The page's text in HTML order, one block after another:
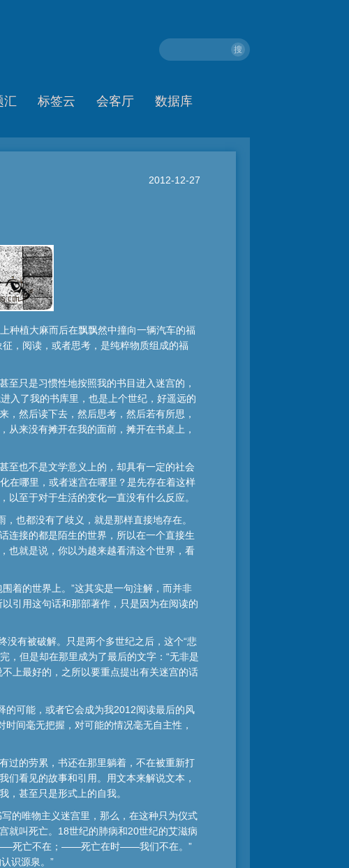
搜
汇 标签云 会客厅 数据库
2012-12-27
种植大麻而后在飘飘然中撞向一辆汽车的福
，阅读，或者思考，是纯粹物质组成的福
只是习惯性地按照我的书目进入迷宫的，
入了我的书库里，也是上个世纪，好遥远的
，然后读下去，然后思考，然后若有所思，
来没有摊开在我的面前，摊开在书桌上，
也不是文学意义上的，却具有一定的社会
在哪里，或者迷宫在哪里？是先存在着这样
至于对于生活的变化一直没有什么反应。
也都没有了歧义，就是那样直接地存在。
连接的都是陌生的世界，所以在一个直接生
也就是说，你以为越来越看清这个世界，看
着的世界上。”这其实是一句注解，而并非
引用这句话和那部著作，只是因为在阅读的
没有被破解。只是两个多世纪之后，这个“悲
，但是却在那里成为了最后的文字：“无非是
上最好的，之所以要重点提出有关迷宫的话
的可能，或者它会成为我2012阅读最后的风
间毫无把握，对可能的情况毫无自主性，
过的劳累，书还在那里躺着，不在被重新打
们看见的故事和引用。用文本来解说文本，
，甚至只是形式上的自我。
的唯物主义迷宫里，那么，在这种只为仪式
就叫死亡。18世纪的肺病和20世纪的艾滋病
——死亡不在；——死亡在时——我们不在。”
识源泉。”